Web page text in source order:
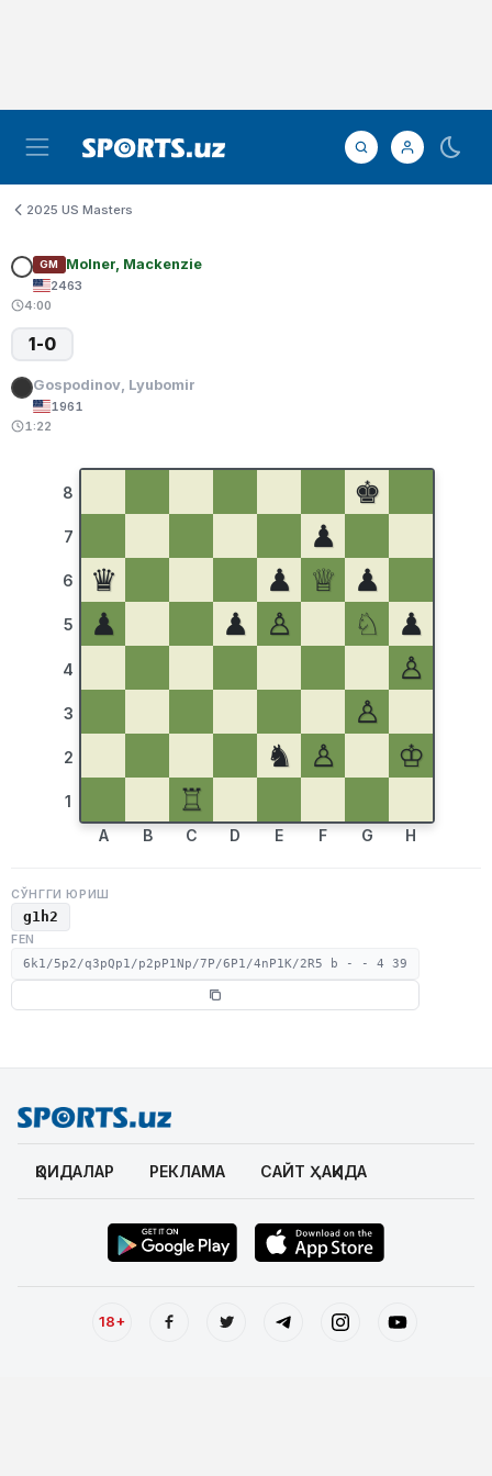
2025 US Masters
GM Molner, Mackenzie
2463
4:00
1-0
Gospodinov, Lyubomir
1961
1:22
8
7
6
5
4
3
2
1
♚
♟
♛
♟ ♕
♟
♟
♟ ♙ ♘
♟
♙
♙
♞
♙
♔
♖
A B C D E F G H
СЎНГГИ ЮРИШ
g1h2
FEN
6k1/5p2/q3pQp1/p2pP1Np/7P/6P1/4nP1K/2R5 b - - 4 39
ҚОИДАЛАР РЕКЛАМА САЙТ ҲАҚИДА
18+